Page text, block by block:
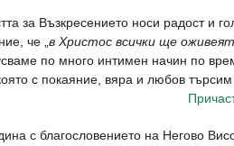
за Възкресението носи радост и
че „ в Христос всички ще оживеят
по много интимен начин по
с покаяние, вяра и любов
с благословението на Негово